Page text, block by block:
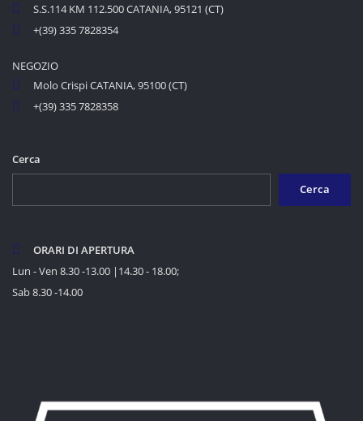
S.S.114 KM 112.500 CATANIA, 95121 (CT)
+(39) 335 7828354
NEGOZIO
Molo Crispi CATANIA, 95100 (CT)
+(39) 335 7828358
Cerca
Cerca
ORARI DI APERTURA
Lun - Ven 8.30 -13.00 |14.30 - 18.00;
Sab 8.30 -14.00